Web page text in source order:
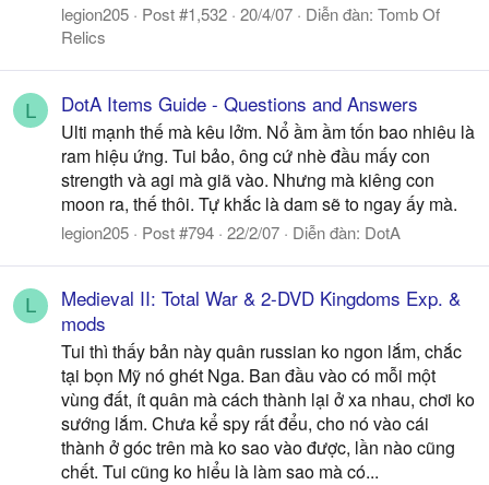
legion205 Post #1,532 20/4/07 Diễn đàn: Tomb Of
Relics
L DotA Items Guide - Questions and Answers
Ulti mạnh thế mà kêu lởm. Nổ ầm ầm tốn bao nhiêu là
ram hiệu ứng. Tui bảo, ông cứ nhè đầu mấy con
strength và agi mà giã vào. Nhưng mà kiêng con
moon ra, thế thôi. Tự khắc là dam sẽ to ngay ấy mà.
legion205 Post #794 22/2/07 Diễn đàn: DotA
L
Medieval II: Total War & 2-DVD Kingdoms Exp. &
mods
Tui thì thấy bản này quân russian ko ngon lắm, chắc
tại bọn Mỹ nó ghét Nga. Ban đầu vào có mỗi một
vùng đất, ít quân mà cách thành lại ở xa nhau, chơi ko
sướng lắm. Chưa kể spy rất đểu, cho nó vào cái
thành ở góc trên mà ko sao vào được, lần nào cũng
chết. Tui cũng ko hiểu là làm sao mà có...